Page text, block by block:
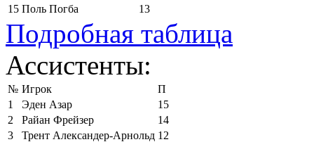
15 Поль Погба 13
Подробная таблица
Ассистенты:
№ Игрок
П
1
Эден Азар
15
2
Райан Фрейзер
14
3
Трент Александер-Арнольд 12